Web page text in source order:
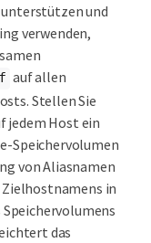
und
verwenden,
auf allen
Stellen Sie
jedem Host ein
Speichervolumen
von Aliasnamen
Zielhostnamens in
Speichervolumens
das